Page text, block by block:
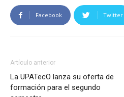
Facebook Twitter
Artículo anterior
La UPATecO lanza su oferta de
formación para el segundo